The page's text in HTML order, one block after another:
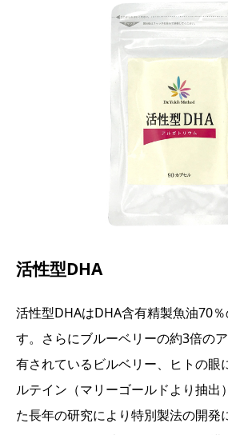
活性型DHA
活性型DHAはDHA含有精製魚油70
す。さらにブルーベリーの約3倍の
有されているビルベリー、ヒトの眼
ルテイン（マリーゴールドより抽出
た長年の研究により特別製法の開発